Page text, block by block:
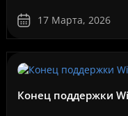
ошибке лицензии.Эт..
17 Марта, 2026
Конец поддержки